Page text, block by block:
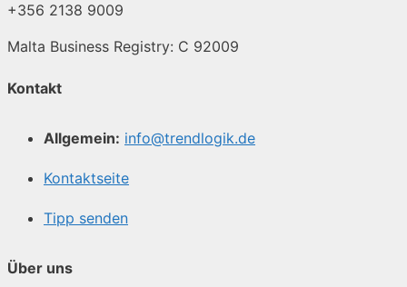
+356 2138 9009
Malta Business Registry: C 92009
Kontakt
Allgemein: info@trendlogik.de
Kontaktseite
Tipp senden
Über uns